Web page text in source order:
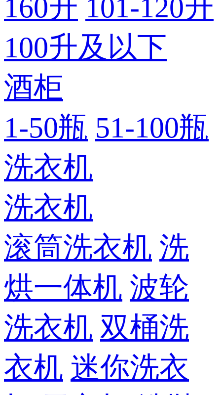
160升 101-120升
100升及以下
酒柜
1-50瓶 51-100瓶
洗衣机
洗衣机
滚筒洗衣机 洗
烘一体机 波轮
洗衣机 双桶洗
衣机 迷你洗衣